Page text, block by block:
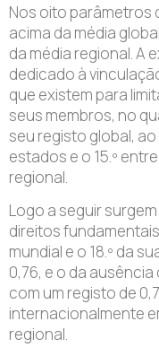
Nos oito parâmetros
acima da média
da média regional. A
dedicado à
que existem para
seus membros, no
seu registo global, ao
estados e o 15.º
regional.
Logo a seguir
direitos
mundial e o 18.º da
0,76, e o da
com um registo de
internacionalmente
regional.